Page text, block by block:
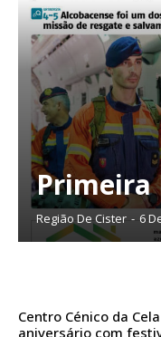
Planos
Faça-se assinante do
Primeira
Região De Cister - 6
Centro Cénico da
aniversário com